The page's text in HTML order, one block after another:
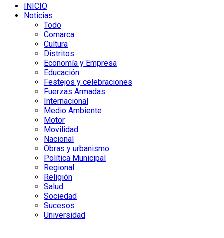
INICIO
Noticias
Todo
Comarca
Cultura
Distritos
Economía y Empresa
Educación
Festejos y celebraciones
Fuerzas Armadas
Internacional
Medio Ambiente
Motor
Movilidad
Nacional
Obras y urbanismo
Política Municipal
Regional
Religión
Salud
Sociedad
Sucesos
Universidad